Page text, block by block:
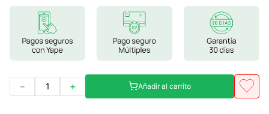
10. clorofila
＋
－ Añadir al carrito